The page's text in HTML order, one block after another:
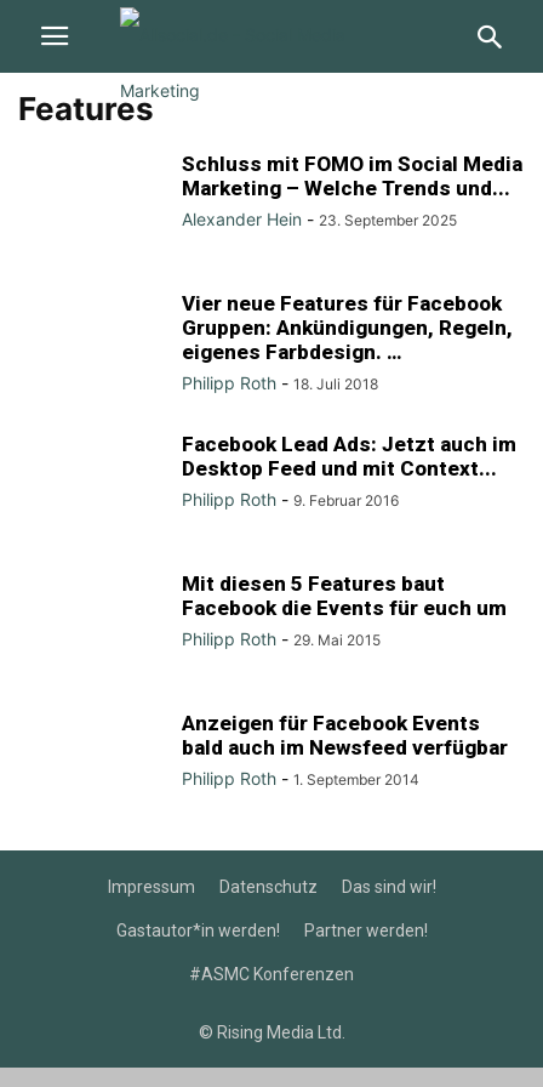
Features
Schluss mit FOMO im Social Media
Marketing – Welche Trends und...
Alexander Hein - 23. September 2025
Vier neue Features für Facebook
Gruppen: Ankündigungen, Regeln,
eigenes Farbdesign. …
Philipp Roth - 18. Juli 2018
Facebook Lead Ads: Jetzt auch im
Desktop Feed und mit Context...
Philipp Roth - 9. Februar 2016
Mit diesen 5 Features baut
Facebook die Events für euch um
Philipp Roth - 29. Mai 2015
Anzeigen für Facebook Events
bald auch im Newsfeed verfügbar
Philipp Roth - 1. September 2014
Impressum Datenschutz Das sind wir!
Gastautor*in werden! Partner werden!
#ASMC Konferenzen
© Rising Media Ltd.